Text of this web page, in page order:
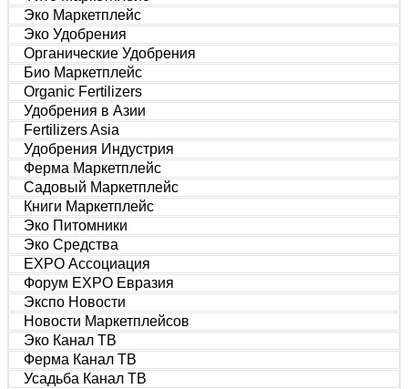
Эко Маркетплейс
Эко Удобрения
Органические Удобрения
Био Маркетплейс
Organic Fertilizers
Удобрения в Азии
Fertilizers Asia
Удобрения Индустрия
Ферма Маркетплейс
Садовый Маркетплейс
Книги Маркетплейс
Эко Питомники
Эко Средства
EXPO Ассоциация
Форум EXPO Евразия
Экспо Новости
Новости Маркетплейсов
Эко Канал ТВ
Ферма Канал ТВ
Усадьба Канал ТВ